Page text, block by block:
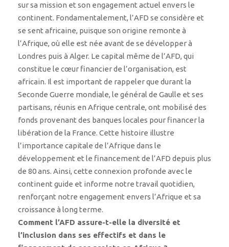
sur sa mission et son engagement actuel envers le
continent. Fondamentalement, l’AFD se considère et
se sent africaine, puisque son origine remonte à
l’Afrique, où elle est née avant de se développer à
Londres puis à Alger. Le capital même de l’AFD, qui
constitue le cœur financier de l’organisation, est
africain. Il est important de rappeler que durant la
Seconde Guerre mondiale, le général de Gaulle et ses
partisans, réunis en Afrique centrale, ont mobilisé des
fonds provenant des banques locales pour financer la
libération de la France. Cette histoire illustre
l’importance capitale de l’Afrique dans le
développement et le financement de l’AFD depuis plus
de 80 ans. Ainsi, cette connexion profonde avec le
continent guide et informe notre travail quotidien,
renforçant notre engagement envers l’Afrique et sa
croissance à long terme.
Comment l’AFD assure-t-elle la diversité et
l’inclusion dans ses effectifs et dans le